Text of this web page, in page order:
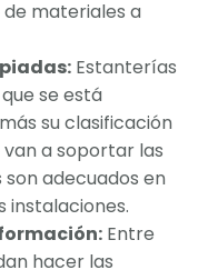
materiales a
Estanterías
se está
su clasificación
a soportar las
adecuados en
instalaciones.
Entre
hacer las